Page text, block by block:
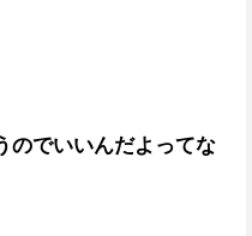
のでいいんだよってな